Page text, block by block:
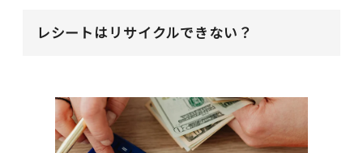
レシートはリサイクルできない？